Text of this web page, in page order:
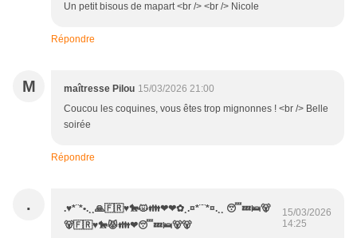
Un petit bisous de mapart <br /> <br /> Nicole
Répondre
M maîtresse Pilou 15/03/2026 21:00
Coucou les coquines, vous êtes trop mignonnes ! <br /> Belle
soirée
Répondre
.
.♥*¨*•.¸¸🙏🇫🇷♥️🐎😾👪❤❤✿¸.¤*¨¨*¤.¸¸ 😴💤🛌🐻
🐻🇫🇷♥️🐎😾👪❤😴💤🛌🐻🐻
15/03/2026
14:25